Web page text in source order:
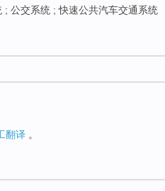
; 公交系统 ; 快速公共汽车交通系统
翻译 。